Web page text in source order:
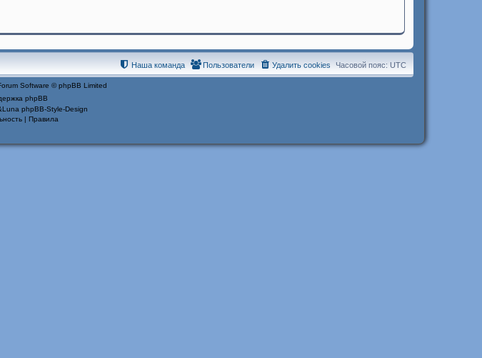
Часовой пояс: UTC
Удалить cookies
Пользователи
Наша команда
Software © phpBB Limited
phpBB
phpBB-Style-Design
| Правила